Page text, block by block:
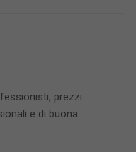
prezzi
e di buona